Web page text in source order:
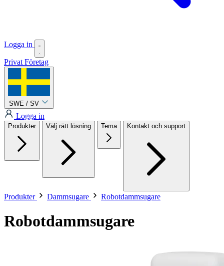
Logga in
Privat Företag
SWE / SV
Logga in
Produkter Välj rätt lösning Tema Kontakt och support
Produkter Dammsugare Robotdammsugare
Robotdammsugare